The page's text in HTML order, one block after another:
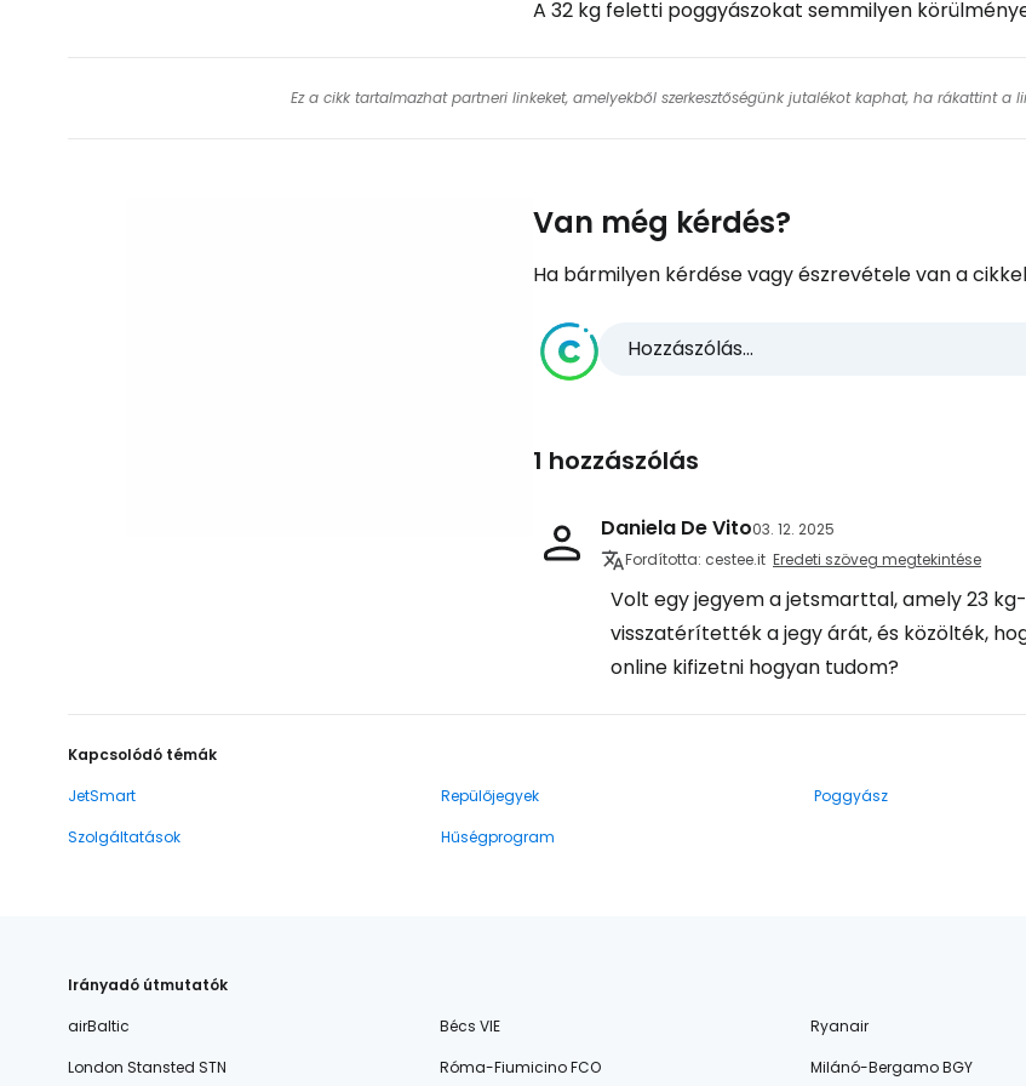
A 32 kg feletti poggyászokat semmilyen
Ez a cikk tartalmazhat partneri linkeket, amelyekből szerkesztőségünk jutalékot kaphat, ha rákattint a
Van még kérdés?
Ha bármilyen kérdése vagy észrevétele van a
Hozzászólás...
1 hozzászólás
Daniela De Vito03. 12. 2025
Fordította: cestee.it Eredeti szöveg megtekintése
Volt egy jegyem a jetsmarttal, amely 23
visszatérítették a jegy árát, és közölték,
online kifizetni hogyan tudom?
Kapcsolódó témák
JetSmart
Repülőjegyek Poggyász
Szolgáltatások
Hűségprogram
Irányadó útmutatók
airBaltic
Bécs VIE
Ryanair
London Stansted STN
Róma-Fiumicino FCO Milánó-Bergamo BGY